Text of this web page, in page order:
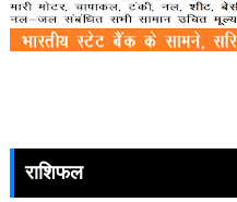
राशिफल